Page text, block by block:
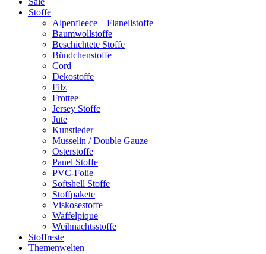
Stoffe
Alpenfleece – Flanellstoffe
Baumwollstoffe
Beschichtete Stoffe
Bündchenstoffe
Cord
Dekostoffe
Filz
Frottee
Jersey Stoffe
Jute
Kunstleder
Musselin / Double Gauze
Osterstoffe
Panel Stoffe
PVC-Folie
Softshell Stoffe
Stoffpakete
Viskosestoffe
Waffelpique
Weihnachtsstoffe
Stoffreste
Themenwelten